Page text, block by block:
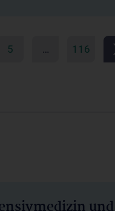
5 … 116